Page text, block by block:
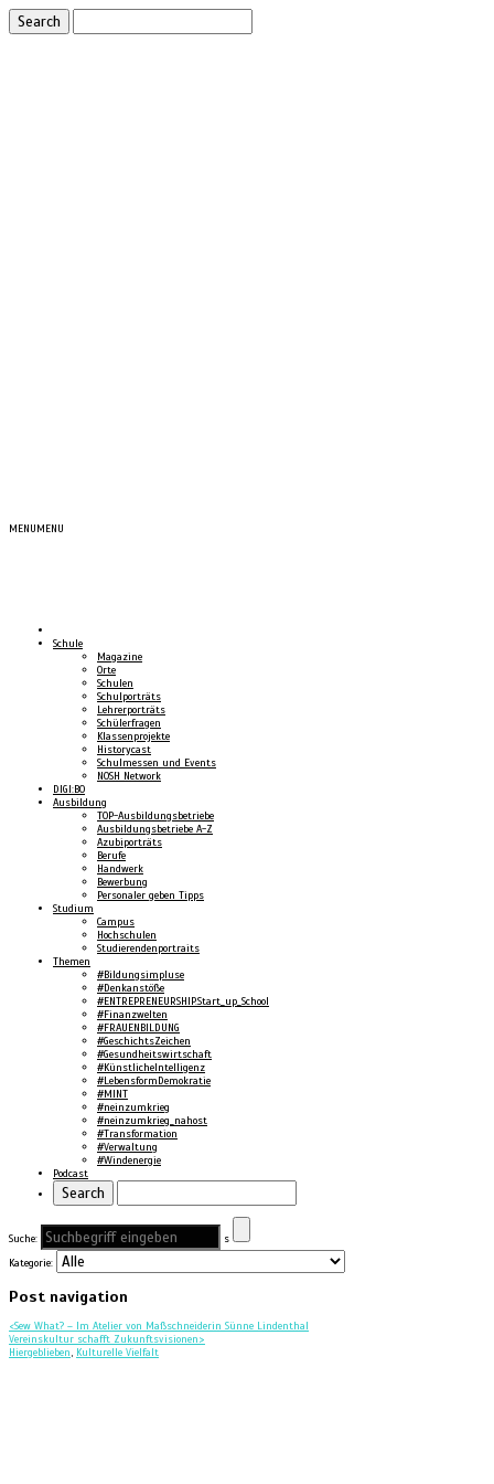
MENUMENU
Schule
Magazine
Orte
Schulen
Schulporträts
Lehrerporträts
Schülerfragen
Klassenprojekte
Historycast
Schulmessen und Events
NOSH Network
DIGI:BO
Ausbildung
TOP-Ausbildungsbetriebe
Ausbildungsbetriebe A-Z
Azubiporträts
Berufe
Handwerk
Bewerbung
Personaler geben Tipps
Studium
Campus
Hochschulen
Studierendenportraits
Themen
#Bildungsimpluse
#Denkanstöße
#ENTREPRENEURSHIP.Start_up_School
#Finanzwelten
#FRAUENBILDUNG
#GeschichtsZeichen
#Gesundheitswirtschaft
#KünstlicheIntelligenz
#LebensformDemokratie
#MINT
#neinzumkrieg
#neinzumkrieg_nahost
#Transformation
#Verwaltung
#Windenergie
Podcast
Suche:
s
Kategorie:
Post navigation
<Sew What? – Im Atelier von Maßschneiderin Sünne Lindenthal
Vereinskultur schafft Zukunftsvisionen>
Hiergeblieben, Kulturelle Vielfalt